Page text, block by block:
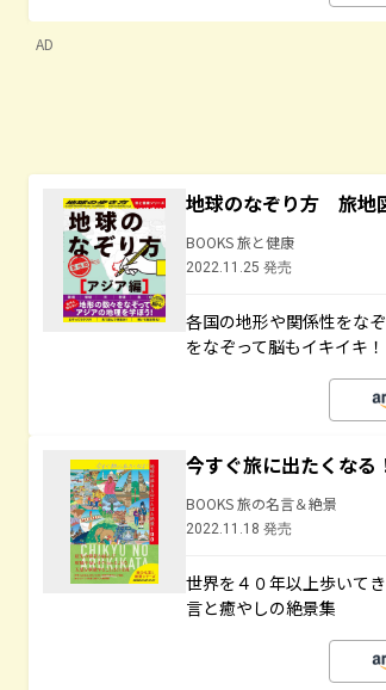
AD
地球のなぞり方 旅
BOOKS 旅と健康
2022.11.25 発売
各国の地形や関係性をな
をなぞって脳もイキイキ！
今すぐ旅に出たくなる
BOOKS 旅の名言＆絶景
2022.11.18 発売
世界を４０年以上歩いて
言と癒やしの絶景集